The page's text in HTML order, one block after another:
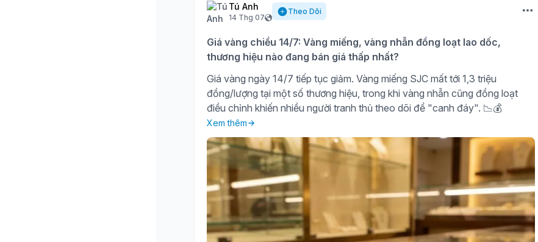
Tú Anh
14 Thg 07
Theo Dõi
Giá vàng chiều 14/7: Vàng miếng, vàng nhẫn đồng loạt lao dốc,
thương hiệu nào đang bán giá thấp nhất?
Giá vàng ngày 14/7 tiếp tục giảm. Vàng miếng SJC mất tới 1,3 triệu
đồng/lượng tại một số thương hiệu, trong khi vàng nhẫn cũng đồng loạt
điều chỉnh khiến nhiều người tranh thủ theo dõi để "canh đáy". 📉💰
Xem thêm